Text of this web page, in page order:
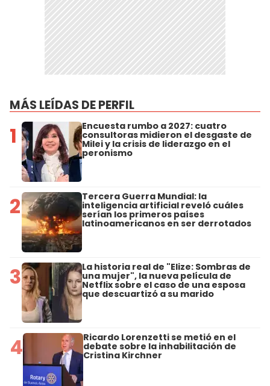
MÁS LEÍDAS DE PERFIL
1 Encuesta rumbo a 2027: cuatro
consultoras midieron el desgaste de
Milei y la crisis de liderazgo en el
peronismo
2 Tercera Guerra Mundial: la
inteligencia artificial reveló cuáles
serían los primeros países
latinoamericanos en ser derrotados
3 La historia real de "Elize: Sombras de
una mujer", la nueva película de
Netflix sobre el caso de una esposa
que descuartizó a su marido
4 Ricardo Lorenzetti se metió en el
debate sobre la inhabilitación de
Cristina Kirchner